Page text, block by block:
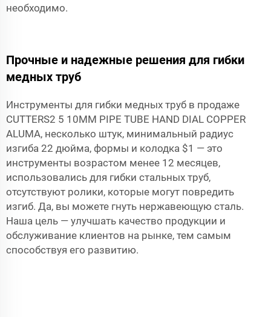
необходимо.
Прочные и надежные решения для гибки
медных труб
Инструменты для гибки медных труб в продаже
CUTTERS2 5 10MM PIPE TUBE HAND DIAL COPPER
ALUMA, несколько штук, минимальный радиус
изгиба 22 дюйма, формы и колодка $1 — это
инструменты возрастом менее 12 месяцев,
использовались для гибки стальных труб,
отсутствуют ролики, которые могут повредить
изгиб. Да, вы можете гнуть нержавеющую сталь.
Наша цель — улучшать качество продукции и
обслуживание клиентов на рынке, тем самым
способствуя его развитию.